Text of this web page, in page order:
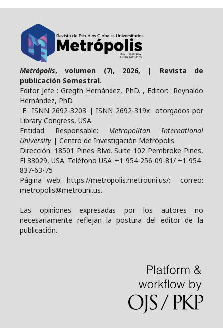
Metrópolis, volumen (7), 2026, | Revista de
publicación Semestral.
Editor Jefe : Gregth Hernández, PhD. , Editor: Reynaldo
Hernández, PhD.
E- ISNN 2692-3203 | ISNN 2692-319x otorgados por
Library Congress, USA.
Entidad Responsable: Metropolitan International
University | Centro de Investigación Metrópolis.
Dirección: 18501 Pines Blvd, Suite 102 Pembroke Pines,
Fl 33029, USA. Teléfono USA: +1-954-256-09-81/ +1-954-
837-63-75
Página web: https://metropolis.metrouni.us/; correo:
metropolis@metrouni.us.
Las opiniones expresadas por los autores no
necesariamente reflejan la postura del editor de la
publicación.